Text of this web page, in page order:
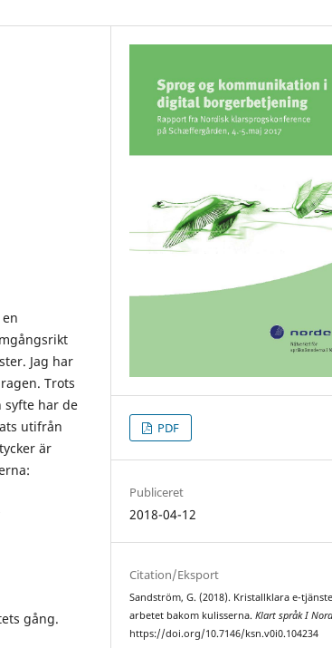
Jag har
Trots
syfte har de
utifrån
är
gång.
PDF
Publiceret
2018-04-12
Citation/Eksport
Sandström, G. (2018). Kristallklara e-
arbetet bakom kulisserna.Klart språk I
https://doi.org/10.7146/ksn.v0i0.104234